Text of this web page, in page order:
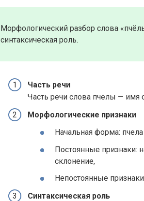
Морфологический разбор слова
синтаксическая роль.
Часть речи
Часть речи слова пчёлы — имя
Морфологические признаки
Начальная форма:
Постоянные признаки:
склонение,
Непостоянные
Синтаксическая роль